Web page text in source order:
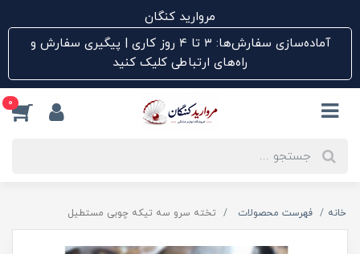
مروارید کنگان
آماده‌سازی سفارش‌ها: ۳ تا ۴ روز کاری | پیگیری سفارش و
راه‌های ارتباطی کلیک کنید
0
خانه فهرست محصولات تخته سرو سه تیکه چوبی مستطیل